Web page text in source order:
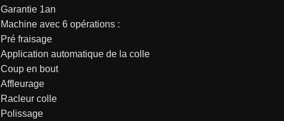
Garantie 1an
Machine avec 6 opérations :
Pré fraisage
Application automatique de la colle
Coup en bout
Affleurage
Racleur colle
Polissage